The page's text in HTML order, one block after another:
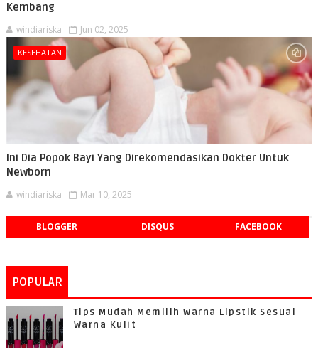
Kembang
windiariska Jun 02, 2025
KESEHATAN
Ini Dia Popok Bayi Yang Direkomendasikan Dokter Untuk
Newborn
windiariska Mar 10, 2025
BLOGGER DISQUS FACEBOOK
POPULAR
Tips Mudah Memilih Warna Lipstik Sesuai
Warna Kulit